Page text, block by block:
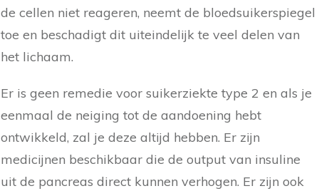
de cellen niet reageren, neemt de bloedsuikerspiegel
toe en beschadigt dit uiteindelijk te veel delen van
het lichaam.
Er is geen remedie voor suikerziekte type 2 en als je
eenmaal de neiging tot de aandoening hebt
ontwikkeld, zal je deze altijd hebben. Er zijn
medicijnen beschikbaar die de output van insuline
uit de pancreas direct kunnen verhogen. Er zijn ook